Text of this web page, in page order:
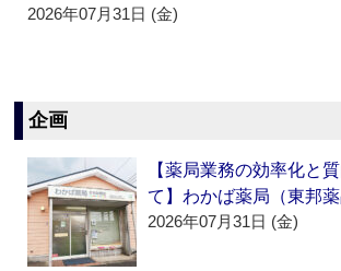
2026年07月31日 (金)
企画
【薬局業務の効率化と
て】わかば薬局（東邦薬
2026年07月31日 (金)